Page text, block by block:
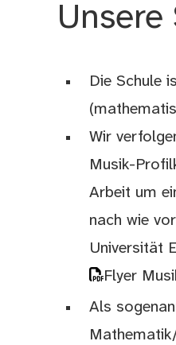
Die Schule
Wir
Musik-
Arbeit um
nach wie
Universität
Flyer
Als